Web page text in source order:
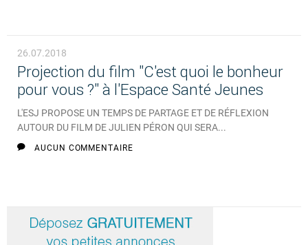
26.07.2018
Projection du film "C'est quoi le bonheur
pour vous ?" à l'Espace Santé Jeunes
L'ESJ PROPOSE UN TEMPS DE PARTAGE ET DE RÉFLEXION
AUTOUR DU FILM DE JULIEN PÉRON QUI SERA...
AUCUN COMMENTAIRE